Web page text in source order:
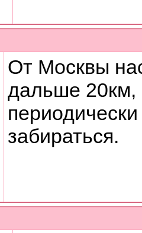
От Москвы
дальше 20км,
забираться.